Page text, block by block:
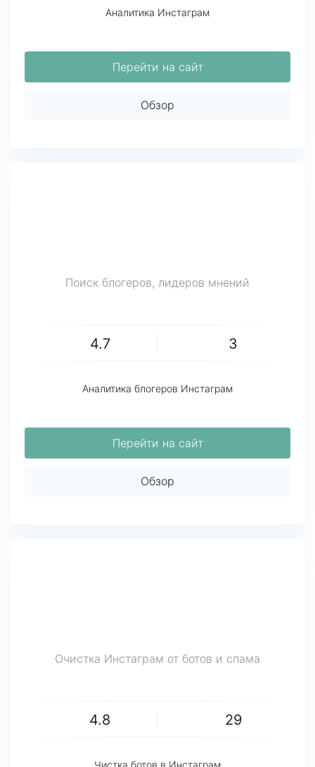
Аналитика Инстаграм
Перейти на сайт
Обзор
Поиск блогеров, лидеров мнений
4.7 3
Аналитика блогеров Инстаграм
Перейти на сайт
Обзор
Очистка Инстаграм от ботов и спама
4.8 29
Чистка ботов в Инстаграм